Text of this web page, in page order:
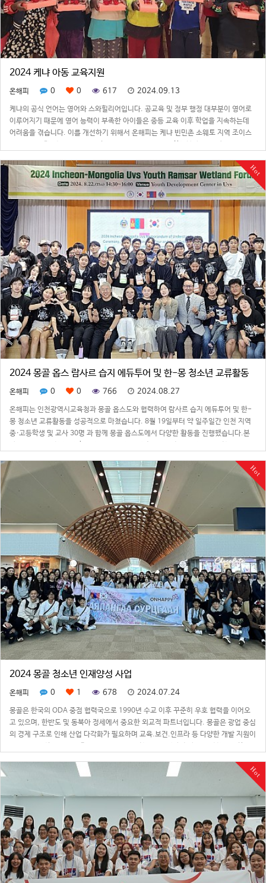
2024 케냐 아동 교육지원
온해피 0 0 617 2024.09.13
케냐의 공식 언어는 영어와 스와힐리어입니다. 공교육 및 정부 행정 대부분이 영어로
이루어지기 때문에 영어 능력이 부족한 아이들은 중등 교육 이후 학업을 지속하는데
어려움을 겪습니다. 이를 개선하기 위해서 온해피는 케냐 빈민촌 소웨토 지역 조이스
Hot
2024 몽골 옵스 람사르 습지 에듀투어 및 한-몽 청소년 교류활동
온해피 0 0 766 2024.08.27
온해피는 인천광역시교육청과 몽골 옵스도와 협력하여 람사르 습지 에듀투어 및 한-
몽 청소년 교류활동을 성공적으로 마쳤습니다. 8월 19일부터 약 일주일간 인천 지역
중·고등학생 및 교사 30명 과 함께 몽골 옵스도에서 다양한 활동을 진행했습니다.본
Hot
2024 몽골 청소년 인재양성 사업
온해피 0 1 678 2024.07.24
몽골은 한국의 ODA 중점 협력국으로 1990년 수교 이후 꾸준히 우호 협력을 이어오
고 있으며, 한반도 및 동북아 정세에서 중요한 외교적 파트너입니다. 몽골은 광업 중심
의 경제 구조로 인해 산업 다각화가 필요하며 교육.보건.인프라 등 다양한 개발 지원이
Hot